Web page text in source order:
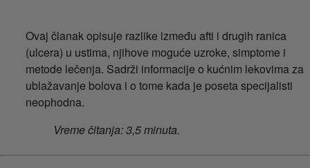
Ovaj članak opisuje razlike između afti i drugih ranica
(ulcera) u ustima, njihove moguće uzroke, simptome i
metode lečenja. Sadrži informacije o kućnim lekovima za
ublažavanje bolova i o tome kada je poseta specijalisti
neophodna.
Vreme čitanja: 3,5 minuta.